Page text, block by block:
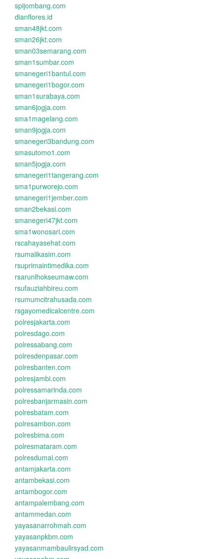
spijombang.com
dianflores.id
sman48jkt.com
sman26jkt.com
sman03semarang.com
sman1sumbar.com
smanegeri1bantul.com
smanegeri1bogor.com
sman1surabaya.com
sman6jogja.com
sma1magelang.com
sman9jogja.com
smanegeri3bandung.com
smasutomo1.com
sman5jogja.com
smanegeri1tangerang.com
sma1purworejo.com
smanegeri1jember.com
sman2bekasi.com
smanegeri47jkt.com
sma1wonosari.com
rscahayasehat.com
rsumalikasim.com
rsuprimaintimedika.com
rsarunlhokseumaw.com
rsufauziahbireu.com
rsumumcitrahusada.com
rsgayomedicalcentre.com
polresjakarta.com
polresdago.com
polressabang.com
polresdenpasar.com
polresbanten.com
polresjambi.com
polressamarinda.com
polresbanjarmasin.com
polresbatam.com
polresambon.com
polresbima.com
polresmataram.com
polresdumai.com
antamjakarta.com
antambekasi.com
antambogor.com
antampalembang.com
antammedan.com
yayasanarrohmah.com
yayasanpkbm.com
yayasanmambaulirsyad.com